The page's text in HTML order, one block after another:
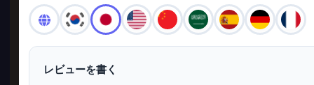
レビューを書く